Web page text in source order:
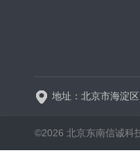
©2026 北京东南信诚科